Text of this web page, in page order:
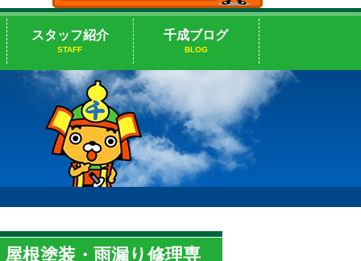
スタッフ紹介
STAFF
千成ブログ
BLOG
根塗装・雨漏り修理専